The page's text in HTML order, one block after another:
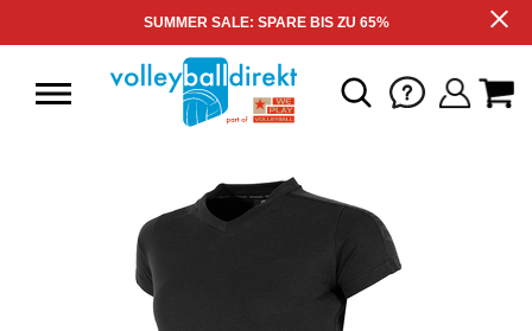
SUMMER SALE: SPARE BIS ZU 65%